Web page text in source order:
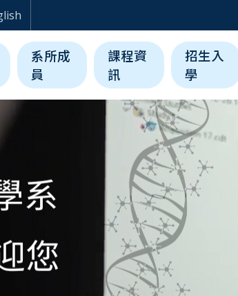
科學與工程學系
系所成
員
課程資
訊
招生入
學